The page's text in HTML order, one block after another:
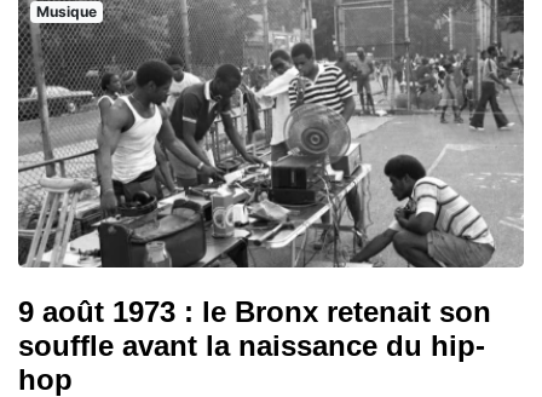
Musique
9 août 1973 : le Bronx retenait son
souffle avant la naissance du hip-
hop